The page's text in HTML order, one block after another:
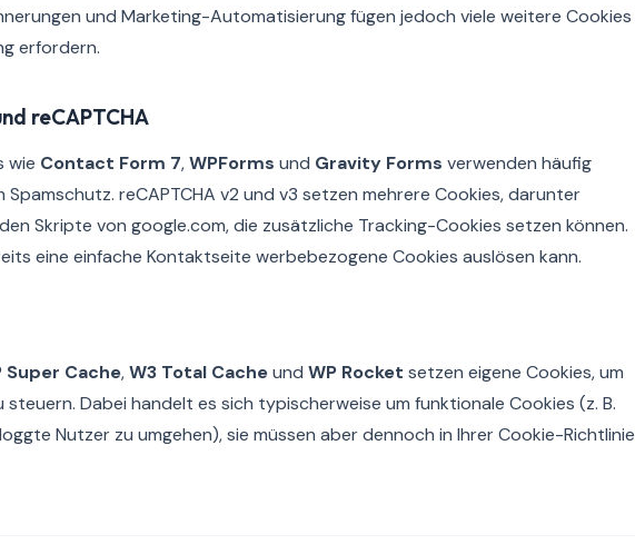
und Marketing-Automatisierung fügen jedoch viele weitere Cookies
erfordern.
reCAPTCHA
wie Contact Form 7,WPForms und Gravity Forms verwenden häufig
Spamschutz. reCAPTCHA v2 und v3 setzen mehrere Cookies, darunter
Skripte von google.com, die zusätzliche Tracking-Cookies setzen können.
eine einfache Kontaktseite werbebezogene Cookies auslösen kann.
Super Cache,W3 Total Cacheund WP Rocket setzen eigene Cookies, um
Dabei handelt es sich typischerweise um funktionale Cookies (z. B.
Nutzer zu umgehen), sie müssen aber dennoch in Ihrer Cookie-Richtlinie